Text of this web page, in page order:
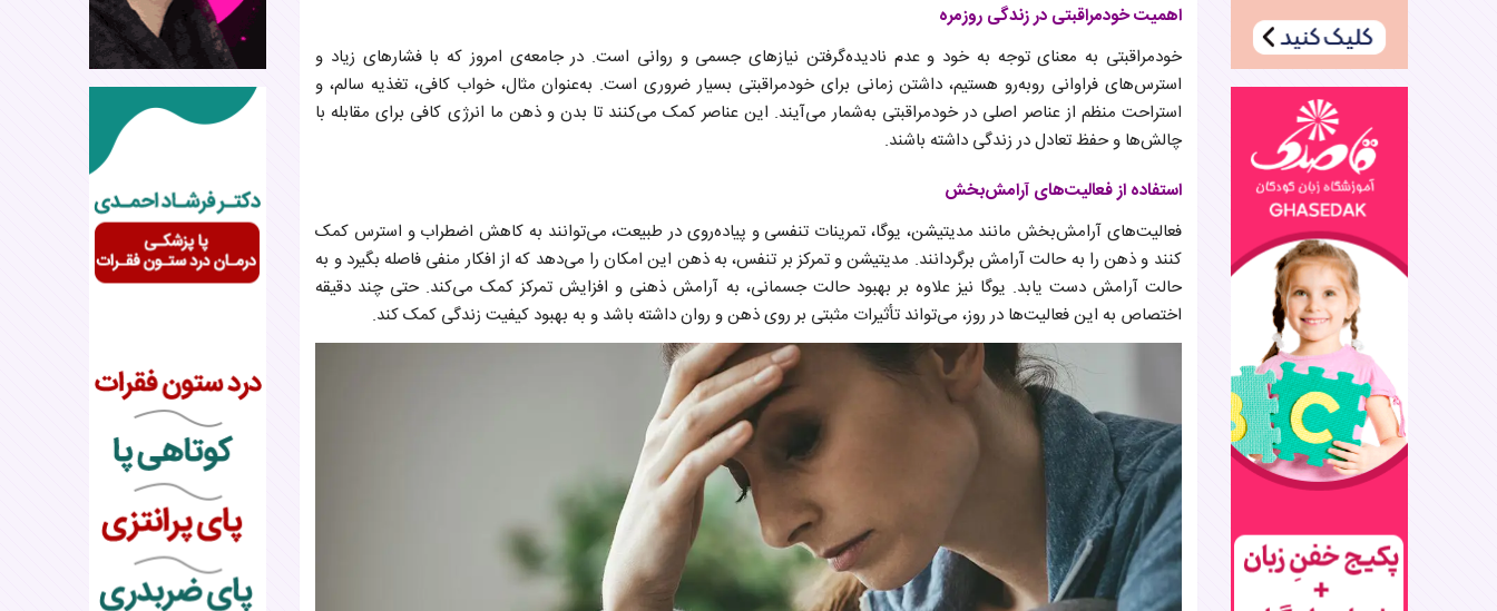
اهمیت خودمراقبتی در زندگی روزمره
خودمراقبتی به معنای توجه به خود و عدم نادیده‌گرفتن نیازهای جسمی و روانی است. در جامعه‌ی امروز که با فشارهای زیاد و
استرس‌های فراوانی روبه‌رو هستیم، داشتن زمانی برای خودمراقبتی بسیار ضروری است. به‌عنوان مثال، خواب کافی، تغذیه سالم، و
استراحت منظم از عناصر اصلی در خودمراقبتی به‌شمار می‌آیند. این عناصر کمک می‌کنند تا بدن و ذهن ما انرژی کافی برای مقابله با
چالش‌ها و حفظ تعادل در زندگی داشته باشند.
استفاده از فعالیت‌های آرامش‌بخش
فعالیت‌های آرامش‌بخش مانند مدیتیشن، یوگا، تمرینات تنفسی و پیاده‌روی در طبیعت، می‌توانند به کاهش اضطراب و استرس کمک
کنند و ذهن را به حالت آرامش برگردانند. مدیتیشن و تمرکز بر تنفس، به ذهن این امکان را می‌دهد که از افکار منفی فاصله بگیرد و به
حالت آرامش دست یابد. یوگا نیز علاوه بر بهبود حالت جسمانی، به آرامش ذهنی و افزایش تمرکز کمک می‌کند. حتی چند دقیقه
اختصاص به این فعالیت‌ها در روز، می‌تواند تأثیرات مثبتی بر روی ذهن و روان داشته باشد و به بهبود کیفیت زندگی کمک کند.